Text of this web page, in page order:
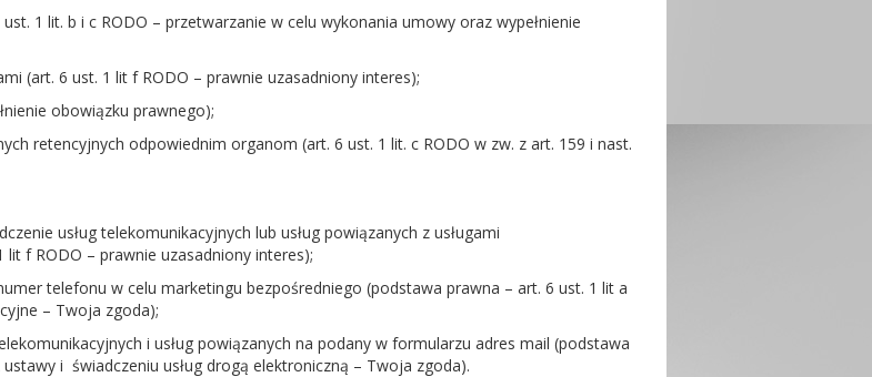
1 lit. b i c RODO – przetwarzanie w celu wykonania umowy oraz wypełnienie
(art. 6 ust. 1 lit f RODO – prawnie uzasadniony interes);
obowiązku prawnego);
retencyjnych odpowiednim organom (art. 6 ust. 1 lit. c RODO w zw. z art. 159 i nast.
usług telekomunikacyjnych lub usług powiązanych z usługami
f RODO – prawnie uzasadniony interes);
telefonu w celu marketingu bezpośredniego (podstawa prawna – art. 6 ust. 1 lit a
– Twoja zgoda);
i usług powiązanych na podany w formularzu adres mail (podstawa
i świadczeniu usług drogą elektroniczną – Twoja zgoda).